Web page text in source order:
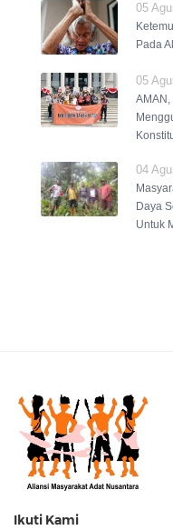
05
Pada
05
AMAN,
04
Daya
Untuk
Ikuti Kami